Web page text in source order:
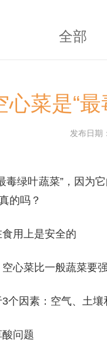
全部
心菜是“
发布日期
毒绿叶蔬菜”，因为
的吗？
用上是安全的
心菜比一般蔬菜要
个因素：空气、土
问题